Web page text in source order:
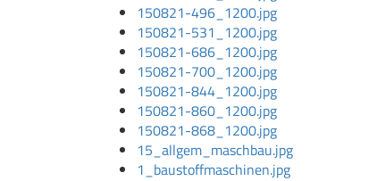
150821-496_1200.jpg
150821-531_1200.jpg
150821-686_1200.jpg
150821-700_1200.jpg
150821-844_1200.jpg
150821-860_1200.jpg
150821-868_1200.jpg
15_allgem_maschbau.jpg
1_baustoffmaschinen.jpg